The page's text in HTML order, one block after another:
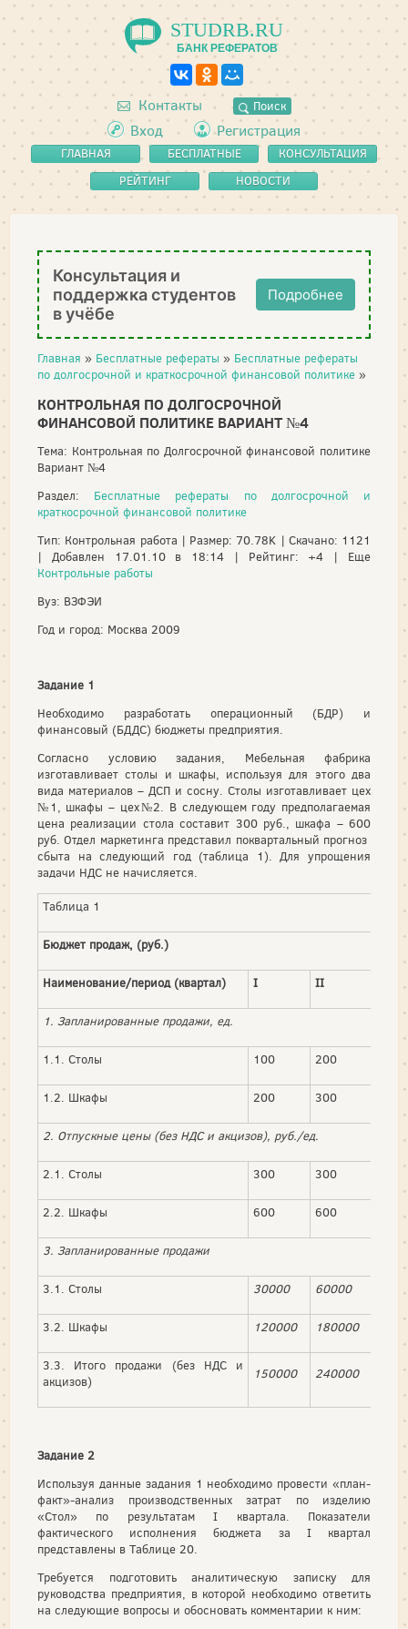
STUDRB.RU
БАНК РЕФЕРАТОВ
Контакты Поиск
Вход Регистрация
ГЛАВНАЯ
БЕСПЛАТНЫЕ
РЕФЕРАТЫ
КОНСУЛЬТАЦИЯ
РЕЙТИНГ
НОВОСТИ
Консультация и
поддержка студентов
в учёбе
Подробнее
Главная » Бесплатные рефераты » Бесплатные рефераты
по долгосрочной и краткосрочной финансовой политике »
КОНТРОЛЬНАЯ ПО ДОЛГОСРОЧНОЙ
ФИНАНСОВОЙ ПОЛИТИКЕ ВАРИАНТ №4
Тема: Контрольная по Долгосрочной финансовой политике
Вариант №4
Раздел: Бесплатные рефераты по долгосрочной и
краткосрочной финансовой политике
Тип: Контрольная работа | Размер: 70.78K | Скачано: 1121
| Добавлен 17.01.10 в 18:14 | Рейтинг: +4 | Еще
Контрольные работы
Вуз: ВЗФЭИ
Год и город: Москва 2009
Задание 1
Необходимо разработать операционный (БДР) и
финансовый (БДДС) бюджеты предприятия.
Согласно условию задания, Мебельная фабрика
изготавливает столы и шкафы, используя для этого два
вида материалов – ДСП и сосну. Столы изготавливает цех
№1, шкафы – цех№2. В следующем году предполагаемая
цена реализации стола составит 300 руб., шкафа – 600
руб. Отдел маркетинга представил поквартальный прогноз
сбыта на следующий год (таблица 1). Для упрощения
задачи НДС не начисляется.
Таблица 1
Бюджет продаж, (руб.)
Наименование/период (квартал) I II
1. Запланированные продажи, ед.
1.1. Столы 100 200
1.2. Шкафы 200 300
2. Отпускные цены (без НДС и акцизов), руб./ед.
2.1. Столы 300 300
2.2. Шкафы 600 600
3. Запланированные продажи
3.1. Столы 30000 60000
3.2. Шкафы 120000 180000
3.3. Итого продажи (без НДС и
акцизов)
150000 240000
Задание 2
Используя данные задания 1 необходимо провести «план-
факт»-анализ производственных затрат по изделию
«Стол» по результатам I квартала. Показатели
фактического исполнения бюджета за I квартал
представлены в Таблице 20.
Требуется подготовить аналитическую записку для
руководства предприятия, в которой необходимо ответить
на следующие вопросы и обосновать комментарии к ним: